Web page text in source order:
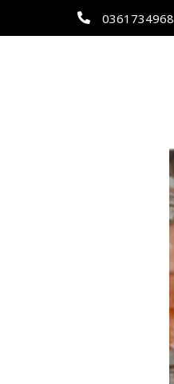
0361734968